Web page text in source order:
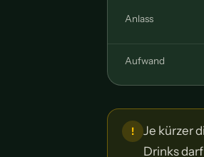
Anlass
Aufwand
Je kürzer
Drinks